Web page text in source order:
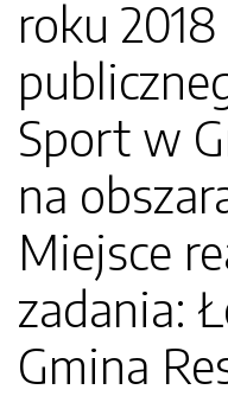
roku
Sport w
na
Miejsce
zadania:
Gmina